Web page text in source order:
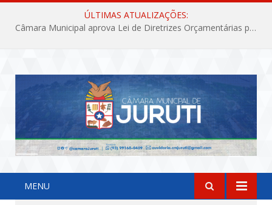
ÚLTIMAS ATUALIZAÇÕES:
Câmara Municipal aprova Lei de Diretrizes Orçamentárias para o exercício financeiro de 2027
MENU